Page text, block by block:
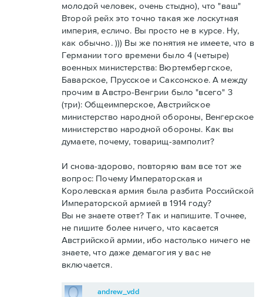
молодой человек, очень стыдно), что "ваш"
Второй рейх это точно такая же лоскутная
империя, есличо. Вы просто не в курсе. Ну,
как обычно. ))) Вы же понятия не имеете, что в
Германии того времени было 4 (четыре)
военных министерства: Вюртембергское,
Баварское, Прусское и Саксонское. А между
прочим в Австро-Венгрии было "всего" 3
(три): Общеимперское, Австрийское
министерство народной обороны, Венгерское
министерство народной обороны. Как вы
думаете, почему, товарищ-замполит?
И снова-здорово, повторяю вам все тот же
вопрос: Почему Императорская и
Королевская армия была разбита Российской
Императорской армией в 1914 году?
Вы не знаете ответ? Так и напишите. Точнее,
не пишите более ничего, что касается
Австрийской армии, ибо настолько ничего не
знаете, что даже демагогия у вас не
включается.
andrew_vdd